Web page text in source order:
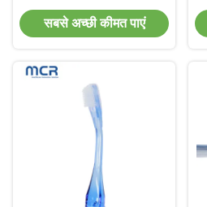
Oral Care Medical
Equipment डिस्पोजेबल
ओरल केयर मेडिकल उपकरण
सबसे अच्छी कीमत पाएं